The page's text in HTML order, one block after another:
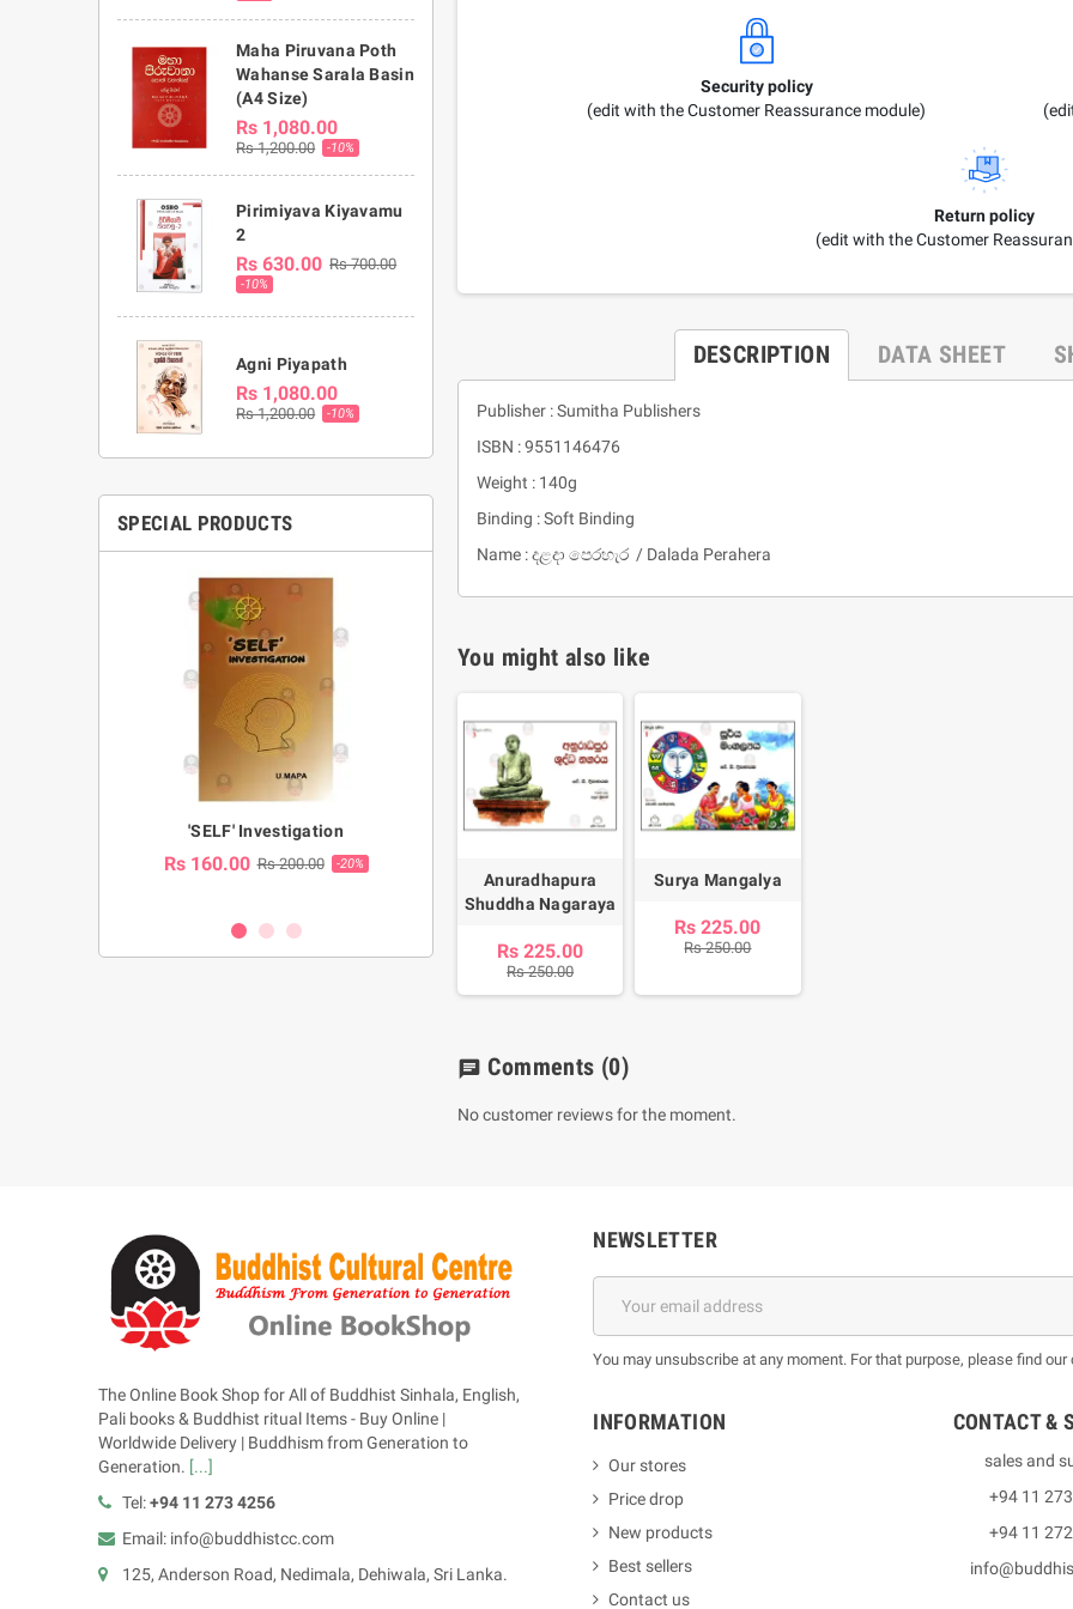
Maha Piruvana Poth
Wahanse Sarala Basin
(A4 Size)
Rs 1,080.00
Rs 1,200.00 -10%
Pirimiyava Kiyavamu
2
Rs 630.00 Rs 700.00
-10%
Agni Piyapath
Rs 1,080.00
Rs 1,200.00 -10%
SPECIAL PRODUCTS
'SELF' Investigation
Rs 160.00 Rs 200.00 -20%
(Sinhala Therum Sahitha) Piruvana
Rs 2,250.00 Rs 2,500.00 -10%
1 Shreniya Atha Huruwa
Security policy
(edit with the Customer Reassurance module)
Return policy
(edit with the Customer
DESCRIPTION DATA SHEET
Publisher : Sumitha Publishers
ISBN : 9551146476
Weight : 140g
Binding : Soft Binding
Name : දළදා පෙරහැර / Dalada Perahera
You might also like
Anuradhapura
Shuddha Nagaraya
Rs 225.00
Rs 250.00
Surya Mangalya
Rs 225.00
Rs 250.00
chat Comments (0)
No customer reviews for the moment.
The Online Book Shop for All of Buddhist Sinhala, English,
Pali books & Buddhist ritual Items - Buy Online |
Worldwide Delivery | Buddhism from Generation to
Generation. [...]
Tel:+94 11 273 4256
Email: info@buddhistcc.com
125, Anderson Road, Nedimala, Dehiwala, Sri Lanka.
NEWSLETTER
You may unsubscribe at any moment. For that purpose, please find
INFORMATION
Our stores
Price drop
New products
Best sellers
Contact us
CONTACT &
sales and
+94 11
+94 11